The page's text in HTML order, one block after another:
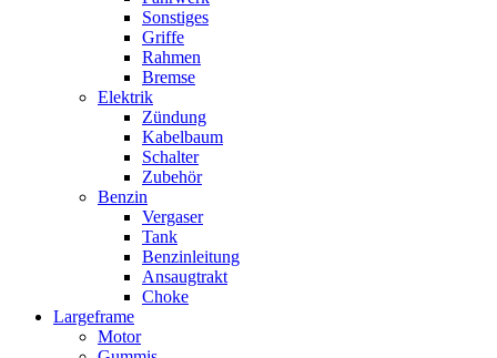
Sonstiges
Griffe
Rahmen
Bremse
Elektrik
Zündung
Kabelbaum
Schalter
Zubehör
Benzin
Vergaser
Tank
Benzinleitung
Ansaugtrakt
Choke
Largeframe
Motor